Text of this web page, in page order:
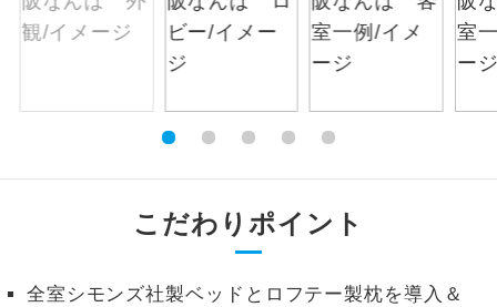
こだわりポイント
全室シモンズ社製ベッドとロフテー製枕を導入＆
ご宿泊ホテルに大浴場が付いています。
全てのお食事が付いていますので、お食
お部屋食
ウェブ限定コースとなりますので、コールセ
ンター及びカウンターでのお申し込みはでき